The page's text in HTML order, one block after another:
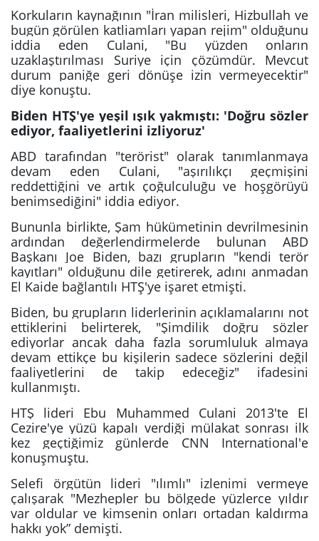
Korkuların kaynağının "İran milisleri, Hizbullah ve
bugün görülen katliamları yapan rejim" olduğunu
iddia eden Culani, "Bu yüzden onların
uzaklaştırılması Suriye için çözümdür. Mevcut
durum paniğe geri dönüşe izin vermeyecektir"
diye konuştu.
Biden HTŞ'ye yeşil ışık yakmıştı: 'Doğru sözler
ediyor, faaliyetlerini izliyoruz'
ABD tarafından "terörist" olarak tanımlanmaya
devam eden Culani, "aşırılıkçı geçmişini
reddettiğini ve artık çoğulculuğu ve hoşgörüyü
benimsediğini" iddia ediyor.
Bununla birlikte, Şam hükümetinin devrilmesinin
ardından değerlendirmelerde bulunan ABD
Başkanı Joe Biden, bazı grupların "kendi terör
kayıtları" olduğunu dile getirerek, adını anmadan
El Kaide bağlantılı HTŞ'ye işaret etmişti.
Biden, bu grupların liderlerinin açıklamalarını not
ettiklerini belirterek, "Şimdilik doğru sözler
ediyorlar ancak daha fazla sorumluluk almaya
devam ettikçe bu kişilerin sadece sözlerini değil
faaliyetlerini de takip edeceğiz" ifadesini
kullanmıştı.
HTŞ lideri Ebu Muhammed Culani 2013'te El
Cezire'ye yüzü kapalı verdiği mülakat sonrası ilk
kez geçtiğimiz günlerde CNN International'e
konuşmuştu.
Selefi örgütün lideri "ılımlı" izlenimi vermeye
çalışarak "Mezhepler bu bölgede yüzlerce yıldır
var oldular ve kimsenin onları ortadan kaldırma
hakkı yok” demişti.